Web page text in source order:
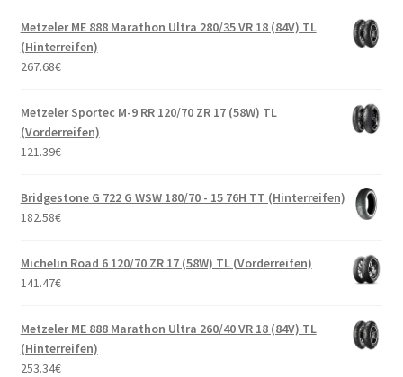
Metzeler ME 888 Marathon Ultra 280/35 VR 18 (84V) TL
(Hinterreifen)
267.68€
Metzeler Sportec M-9 RR 120/70 ZR 17 (58W) TL
(Vorderreifen)
121.39€
Bridgestone G 722 G WSW 180/70 - 15 76H TT (Hinterreifen)
182.58€
Michelin Road 6 120/70 ZR 17 (58W) TL (Vorderreifen)
141.47€
Metzeler ME 888 Marathon Ultra 260/40 VR 18 (84V) TL
(Hinterreifen)
253.34€